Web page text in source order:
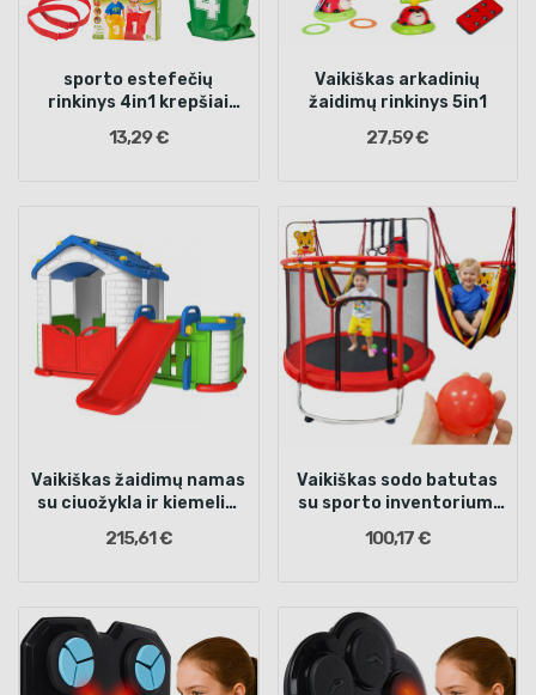
sporto estefečių
rinkinys 4in1 krepšiai
13,29 €
Vaikiškas arkadinių
žaidimų rinkinys 5in1
27,59 €
Vaikiškas žaidimų namas
su ciuožykla ir kiemeliu,
Žalias
215,61 €
Vaikiškas sodo batutas
su sporto inventoriumi
100,17 €